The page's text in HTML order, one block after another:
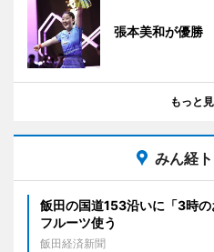
張本美和が優勝
もっと
みん経
飯田の国道153沿いに「3時
フルーツ使う
飯田経済新聞